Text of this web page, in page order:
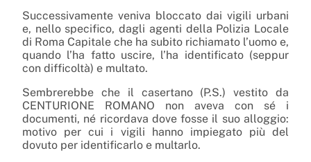
Successivamente veniva bloccato dai vigili urbani
e, nello specifico, dagli agenti della Polizia Locale
di Roma Capitale che ha subito richiamato l’uomo e,
quando l’ha fatto uscire, l’ha identificato (seppur
con difficoltà) e multato.
Sembrerebbe che il casertano (P.S.) vestito da
CENTURIONE ROMANO non aveva con sé i
documenti, né ricordava dove fosse il suo alloggio:
motivo per cui i vigili hanno impiegato più del
dovuto per identificarlo e multarlo.